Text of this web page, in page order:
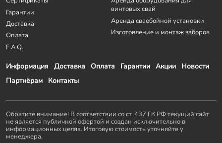
Информация Доставка Оплата Гарантии Акции
Новости
Партнёрам
Контакты
Гарантии
Доставка
Оплата
F.A.Q.
винтовых свай
Аренда сваебойной установки
Изготовление и монтаж заборов
Обратите внимание! В соответствии со ст. 437 ГК РФ текущий сайт
не является публичной офертой и создан исключительно в
информационных целях. Итоговую стоимость уточняйте у
менеджера.